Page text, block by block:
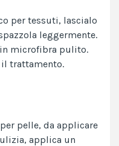
per tessuti, lascialo
leggermente.
microfibra pulito.
trattamento.
pelle, da applicare
applica un